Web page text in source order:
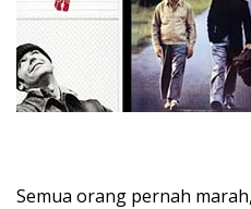
Semua orang pernah